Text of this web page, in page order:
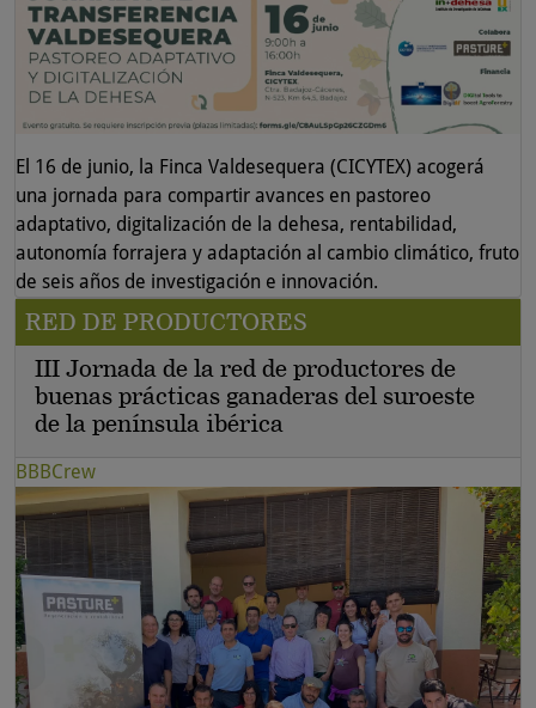
El 16 de junio, la Finca Valdesequera (CICYTEX) acogerá
una jornada para compartir avances en pastoreo
adaptativo, digitalización de la dehesa, rentabilidad,
autonomía forrajera y adaptación al cambio climático, fruto
de seis años de investigación e innovación.
RED DE PRODUCTORES
III Jornada de la red de productores de
buenas prácticas ganaderas del suroeste
de la península ibérica
BBBCrew